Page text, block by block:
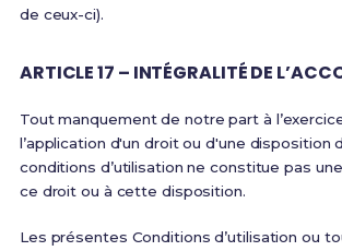
de ceux-ci).
ARTICLE 17 – INTÉGRALITÉ DE
Tout manquement de notre part à
l’application d'un droit ou d'une disposition
conditions d’utilisation ne constitue pas
ce droit ou à cette disposition.
Les présentes Conditions d’utilisation ou